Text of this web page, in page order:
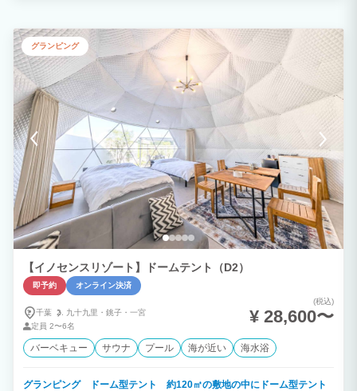
みいただけます。 ◆スマートテレビ2台設置 リビングに85インチの大画面4K液晶スマ
ートテレビを設置。寝室には電源コードを抜けば、敷地内のどこでも見れるスマートレ
イアウトフリーテレビを設置しました。 ◆贅沢なグランピング体験 館山にオープンし
たプライベートBBQステージ！アメリカ直輸入４バーナー特大BBQグリル完備！大人
数対応！ 客室には専用プールと露天温水ジャグジーを完備。 大人からお子様まで快適
な時間を過ごせます。 ◆1日1組のプライベートリゾート 1日1組限定の1棟貸切のプラ
イベートヴィラ。 海まで徒歩１分。 鏡ヶ浦からは、天候次第では幻想的なサンセット
も観られます。 海と緑に囲まれた館山ありながら都心から70分～高速出口から7分！
ＪＲ館山駅から車で5分になります。 潮風を感じながら上質な時間を。 ◆ロケーショ
ン 千葉県最南端に位置し温暖な気候。黒潮も入り込んだ暖かく恵まれた海。 豊富なア
クティビティ 大自然のふれいあいを。 季節の花々 トレッキング～海遊び 冬はおいし
い魚～温泉～いちご狩り １年中楽しめるリゾートエリアになります。 ◆年中無休で気
軽にBBQ テラスには本格BBQグリル（無料）テーブル、屋外照明、屋根もございます
ので天候に左右されず年中無休でご利用いただけます。 調理器具や食器類もご用意が
ございますので、食材を用意するだけで手軽に楽しめます。 ◆プライベートクルージ
ング 海上からの絶景スポット～プライベートスイミング～貸切りチャーターなので、
プランに合わせアレンジできます。 伊豆諸島～離島～まで、ロングクルージングも承
ります。
グランピング
【イノセンスリゾート】ドームテント（D2）
即予約 オンライン決済
千葉 九十九里・ 銚子・ 一宮
定員 2〜6名
(税込)
¥ 28,600〜
バーベキュー サウナ プール 海が近い 海水浴
グランピング ドーム型テント 約120㎡の敷地の中にドーム型テント